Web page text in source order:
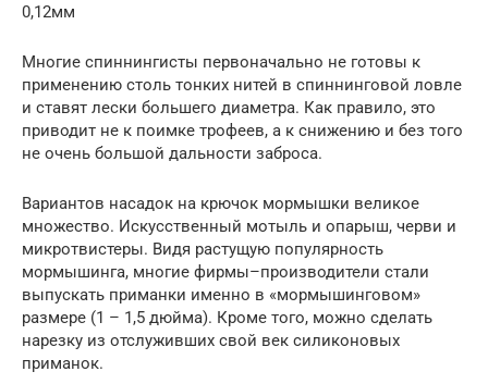
0,12мм
Многие спиннингисты первоначально не готовы к
применению столь тонких нитей в спиннинговой ловле
и ставят лески большего диаметра. Как правило, это
приводит не к поимке трофеев, а к снижению и без того
не очень большой дальности заброса.
Вариантов насадок на крючок мормышки великое
множество. Искусственный мотыль и опарыш, черви и
микротвистеры. Видя растущую популярность
мормышинга, многие фирмы–производители стали
выпускать приманки именно в «мормышинговом»
размере (1 – 1,5 дюйма). Кроме того, можно сделать
нарезку из отслуживших свой век силиконовых
приманок.